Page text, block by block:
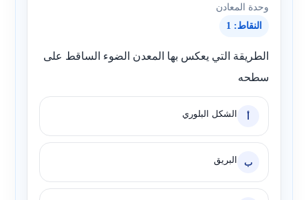
وحدة المعادن
النقاط: 1
الطريقة التي يعكس بها المعدن الضوء الساقط على
سطحه
أ الشكل البلوري
ب البريق